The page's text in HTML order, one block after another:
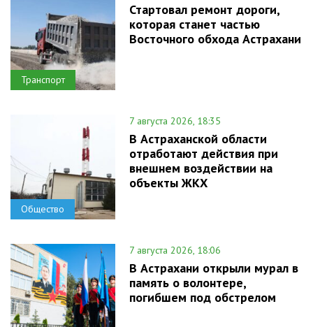
Транспорт
Стартовал ремонт дороги,
которая станет частью
Восточного обхода Астрахани
Общество
7 августа 2026, 18:35
В Астраханской области
отработают действия при
внешнем воздействии на
объекты ЖКХ
7 августа 2026, 18:06
В Астрахани открыли мурал в
память о волонтере,
погибшем под обстрелом